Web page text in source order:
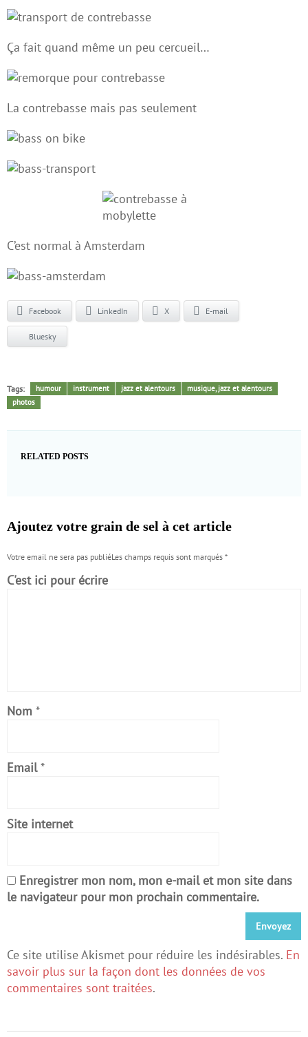
Ça fait quand même un peu cercueil…
La contrebasse mais pas seulement
C’est normal à Amsterdam
Facebook LinkedIn X E-mail
Bluesky
Tags: humour instrument jazz et alentours
musique, jazz et alentours
photos
RELATED POSTS
Ajoutez votre grain de sel à cet article
Votre email ne sera pas publiéLes champs requis sont marqués *
C'est ici pour écrire
Nom *
Email *
Site internet
Enregistrer mon nom, mon e-mail et mon site dans
le navigateur pour mon prochain commentaire.
Ce site utilise Akismet pour réduire les indésirables. En
savoir plus sur la façon dont les données de vos
commentaires sont traitées.